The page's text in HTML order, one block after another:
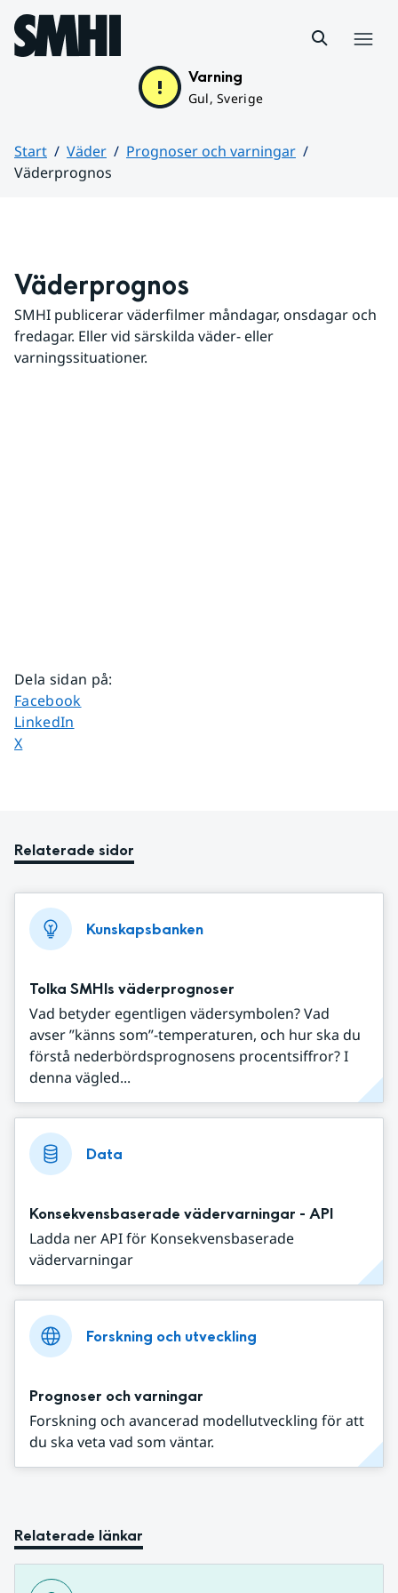
Hoppa till sidans innehåll
Varning
Gul, Sverige
Start Väder
Prognoser och varningar
Väderprognos
Väderprognos
SMHI publicerar väderfilmer måndagar, onsdagar och
fredagar. Eller vid särskilda väder- eller
varningssituationer.
Dela sidan på:
Dela sidan på
Facebook
Dela sidan på
LinkedIn
Dela sidan på
X
Relaterade sidor
Kunskapsbanken
Tolka SMHIs väderprognoser
Vad betyder egentligen vädersymbolen? Vad
avser ”känns som”-temperaturen, och hur ska du
förstå nederbördsprognosens procentsiffror? I
denna vägled...
Data
Konsekvensbaserade vädervarningar - API
Ladda ner API för Konsekvensbaserade
vädervarningar
Forskning och utveckling
Prognoser och varningar
Forskning och avancerad modellutveckling för att
du ska veta vad som väntar.
Relaterade länkar